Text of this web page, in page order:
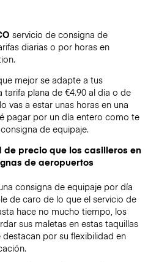
servicio de consigna de
diarias o por horas en
mejor se adapte a tus
tarifa plana de €4.90 al día o de
vas a estar unas horas en una
pagar por un día entero como te
de equipaje.
de precio que los casilleros en
de aeropuertos
consigna de equipaje por día
de caro de lo que el servicio de
hace no mucho tiempo, los
sus maletas en estas taquillas
por su flexibilidad en